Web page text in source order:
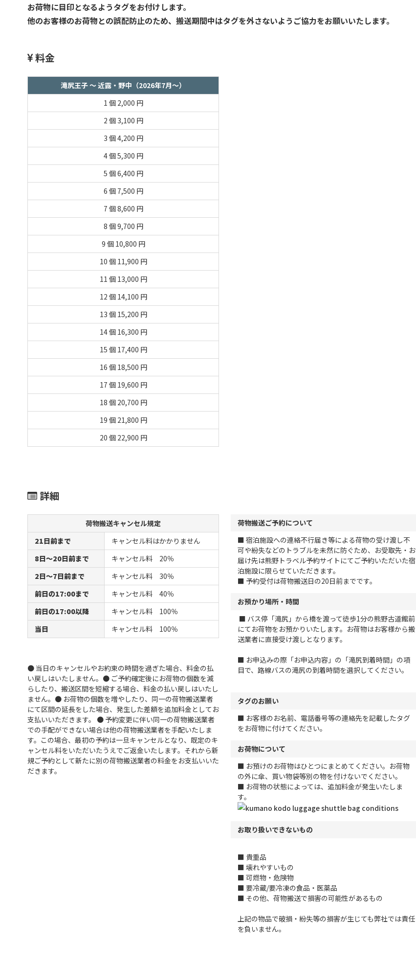
お荷物に目印となるようタグをお付けします。
他のお客様のお荷物との誤配防止のため、搬送期間中はタグを外さないようご協力をお願いいたします。
料金
滝尻王子 ～ 近露・野中（2026年7月～）
1 個 2,000 円
2 個 3,100 円
3 個4,200 円
4 個5,300 円
5 個6,400 円
6 個 7,500 円
7 個8,600 円
8 個9,700 円
9 個 10,800 円
10 個 11,900 円
11 個 13,000 円
12 個 14,100 円
13 個 15,200 円
14 個 16,300 円
15 個 17,400 円
16 個 18,500 円
17 個 19,600 円
18 個 20,700 円
19 個 21,800 円
20 個 22,900 円
詳細
荷物搬送キャンセル規定
21日前まで
キャンセル料はかかりません
8日～20日前まで
キャンセル料 20％
2日～7日前まで
キャンセル料 30％
前日の17:00まで
キャンセル料 40％
前日の17:00以降
キャンセル料 100％
当日
キャンセル料 100％
● 当日のキャンセルやお約束の時間を過ぎた場合、料金の払
い戻しはいたしません。 ● ご予約確定後にお荷物の個数を減
らしたり、搬送区間を短縮する場合、料金の払い戻しはいたし
ません。 ● お荷物の個数を増やしたり、同一の荷物搬送業者
にて区間の延長をした場合、発生した差額を追加料金としてお
支払いいただきます。 ● 予約変更に伴い同一の荷物搬送業者
での手配ができない場合は他の荷物搬送業者を手配いたしま
す。この場合、最初の予約は一旦キャンセルとなり、既定のキ
ャンセル料をいただいたうえでご返金いたします。それから新
規ご予約として新たに別の荷物搬送業者の料金をお支払いいた
だきます。
荷物搬送ご予約について
■ 宿泊施設への連絡不行届き等による荷物の受け渡し不
可や紛失などのトラブルを未然に防ぐため、お受取先・お
届け先は熊野トラベル予約サイトにてご予約いただいた宿
泊施設に限らせていただきます。
■ 予約受付は荷物搬送日の20日前までです。
お預かり場所・時間
■ バス停「滝尻」から橋を渡って徒歩1分の熊野古道館前
にてお荷物をお預かりいたします。お荷物はお客様から搬
送業者に直接受け渡しとなります。
■ お申込みの際「お申込内容」の「滝尻到着時間」の項
目で、路線バスの滝尻の到着時間を選択してください。
タグのお願い
■ お客様のお名前、電話番号等の連絡先を記載したタグ
をお荷物に付けてください。
お荷物について
■ お預けのお荷物はひとつにまとめてください。お荷物
の外に傘、買い物袋等別の物を付けないでください。
■ お荷物の状態によっては、追加料金が発生いたしま
す。
お取り扱いできないもの
■ 貴重品
■ 壊れやすいもの
■ 可燃物・危険物
■ 要冷蔵/要冷凍の食品・医薬品
■ その他、荷物搬送で損害の可能性があるもの
上記の物品で破損・紛失等の損害が生じても弊社では責任
を負いません。